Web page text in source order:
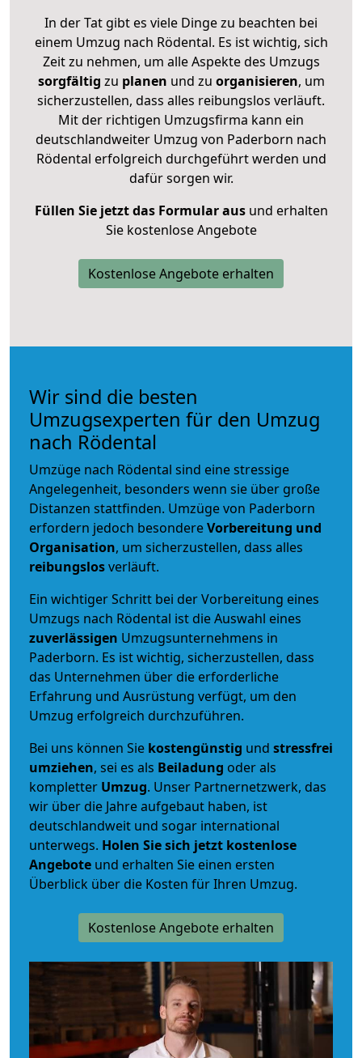
In der Tat gibt es viele Dinge zu beachten bei
einem Umzug nach Rödental. Es ist wichtig, sich
Zeit zu nehmen, um alle Aspekte des Umzugs
sorgfältig zu planen und zu organisieren, um
sicherzustellen, dass alles reibungslos verläuft.
Mit der richtigen Umzugsfirma kann ein
deutschlandweiter Umzug von Paderborn nach
Rödental erfolgreich durchgeführt werden und
dafür sorgen wir.
Füllen Sie jetzt das Formular ausund erhalten
Sie kostenlose Angebote
Kostenlose Angebote erhalten
Wir sind die besten
Umzugsexperten für den Umzug
nach Rödental
Umzüge nach Rödental sind eine stressige
Angelegenheit, besonders wenn sie über große
Distanzen stattfinden. Umzüge von Paderborn
erfordern jedoch besondereVorbereitung und
Organisation, um sicherzustellen, dass alles
reibungslosverläuft.
Ein wichtiger Schritt bei der Vorbereitung eines
Umzugs nach Rödental ist die Auswahl eines
zuverlässigen Umzugsunternehmens in
Paderborn. Es ist wichtig, sicherzustellen, dass
das Unternehmen über die erforderliche
Erfahrung und Ausrüstung verfügt, um den
Umzug erfolgreich durchzuführen.
Bei uns können Sie kostengünstig und stressfrei
umziehen, sei es als Beiladung oder als
kompletter Umzug. Unser Partnernetzwerk, das
wir über die Jahre aufgebaut haben, ist
deutschlandweit und sogar international
unterwegs. Holen Sie sich jetzt kostenlose
Angebote und erhalten Sie einen ersten
Überblick über die Kosten für Ihren Umzug.
Kostenlose Angebote erhalten